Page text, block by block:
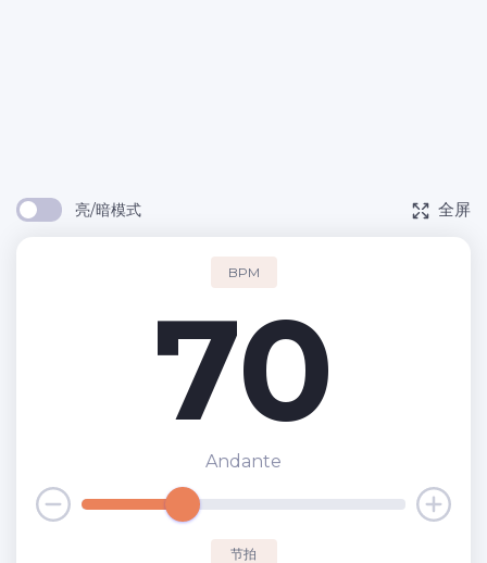
亮/暗模式 全屏
BPM
70
Andante
节拍